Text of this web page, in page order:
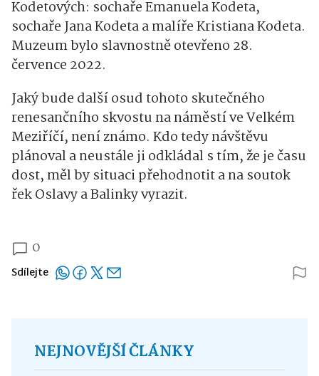
Kodetových: sochaře Emanuela Kodeta,
sochaře Jana Kodeta a malíře Kristiana Kodeta.
Muzeum bylo slavnostně otevřeno 28.
července 2022.
Jaký bude další osud tohoto skutečného
renesančního skvostu na náměstí ve Velkém
Meziříčí, není známo. Kdo tedy návštěvu
plánoval a neustále ji odkládal s tím, že je času
dost, měl by situaci přehodnotit a na soutok
řek Oslavy a Balinky vyrazit.
0
Sdílejte
NEJNOVĚJŠÍ ČLÁNKY